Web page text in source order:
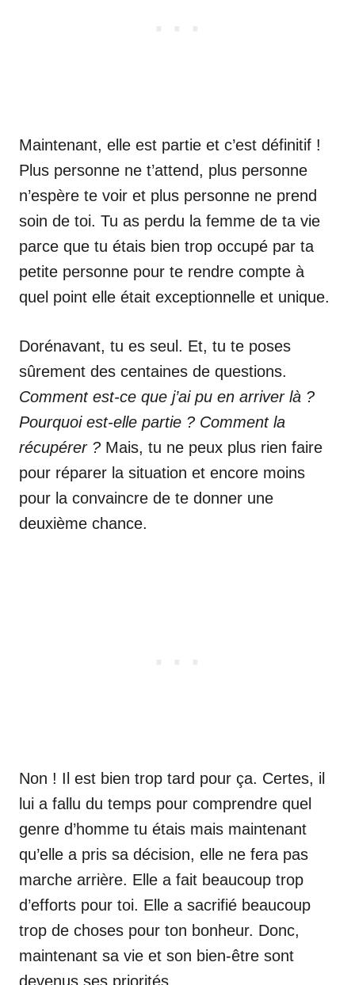
Maintenant, elle est partie et c’est définitif !
Plus personne ne t’attend, plus personne
n’espère te voir et plus personne ne prend
soin de toi. Tu as perdu la femme de ta vie
parce que tu étais bien trop occupé par ta
petite personne pour te rendre compte à
quel point elle était exceptionnelle et unique.
Dorénavant, tu es seul. Et, tu te poses
sûrement des centaines de questions.
Comment est-ce que j’ai pu en arriver là ?
Pourquoi est-elle partie ? Comment la
récupérer ? Mais, tu ne peux plus rien faire
pour réparer la situation et encore moins
pour la convaincre de te donner une
deuxième chance.
Non ! Il est bien trop tard pour ça. Certes, il
lui a fallu du temps pour comprendre quel
genre d’homme tu étais mais maintenant
qu’elle a pris sa décision, elle ne fera pas
marche arrière. Elle a fait beaucoup trop
d’efforts pour toi. Elle a sacrifié beaucoup
trop de choses pour ton bonheur. Donc,
maintenant sa vie et son bien-être sont
devenus ses priorités.